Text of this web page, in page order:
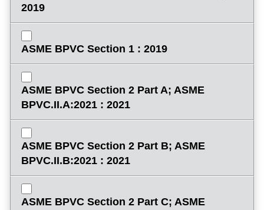
2019
ASME BPVC Section 1 : 2019
ASME BPVC Section 2 Part A; ASME
BPVC.II.A:2021 : 2021
ASME BPVC Section 2 Part B; ASME
BPVC.II.B:2021 : 2021
ASME BPVC Section 2 Part C; ASME